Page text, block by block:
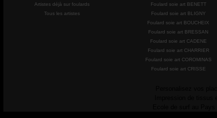
Artistes déjà sur foulards
Tous les artistes
Foulard soie art BENETT
Foulard soie art BLIGNY
Foulard soie art BOUCHEIX
Foulard soie art BRESSAN
Foulard soie art CADENE
Foulard soie art CHARRIER
Foulard soie art COROMINAS
Foulard soie art CRISSE